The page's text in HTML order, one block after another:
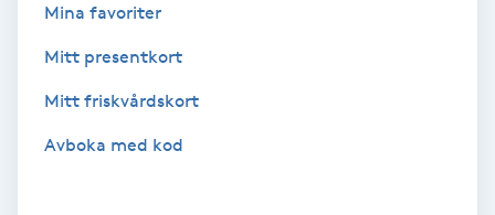
Gellack
Gravidmassage
Mina favoriter
Mitt presentkort
Mitt friskvårdskort
Avboka med kod